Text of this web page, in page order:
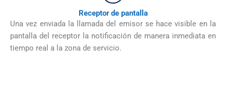
Receptor de pantalla
Una vez enviada la llamada del emisor se hace visible en la
pantalla del receptor la notificación de manera inmediata en
tiempo real a la zona de servicio.